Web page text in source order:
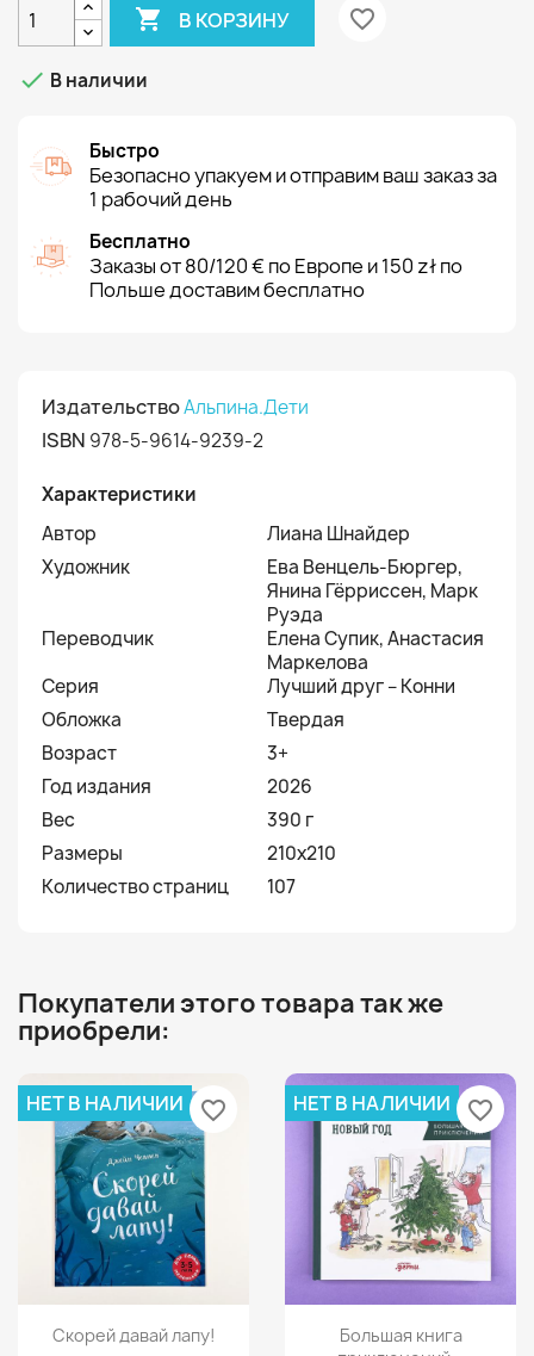
 В КОРЗИНУ favorite_border
 В наличии
Быстро
Безопасно упакуем и отправим ваш заказ за
1 рабочий день
Бесплатно
Заказы от 80/120 € по Европе и 150 zł по
Польше доставим бесплатно
ИздательствоАльпина.Дети
ISBN 978-5-9614-9239-2
Характеристики
Автор
Лиана Шнайдер
Художник
Ева Венцель-Бюргер,
Янина Гёрриссен, Марк
Руэда
Переводчик
Елена Супик, Анастасия
Маркелова
Серия
Лучший друг – Конни
Обложка
Твердая
Возраст
3+
Год издания
2026
Вес
390 г
Размеры
210x210
Количество страниц
107
Покупатели этого товара так же
приобрели:
Просмотр
Скорей давай лапу!
НЕТ В НАЛИЧИИ favorite_border
Просмотр
Большая книга
НЕТ В НАЛИЧИИ favorite_border